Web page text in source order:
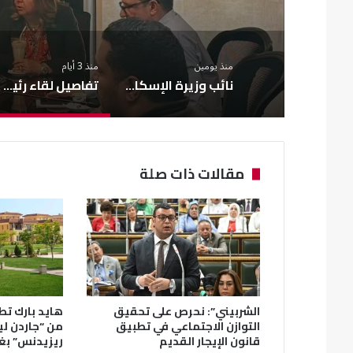
منذ يومين
نائب وزيرة الإسكان يشارك في فعاليات النسخة السابعة من مؤتمر المصريين بالخارج
منذ 3 أيام
تفاصيل لقاء رئيس صندوق الإسكان الاجتماعي بمحافظ جنوب سيناء
مقالات ذات صلة
الشربيني”: نحرص على تحقيق
التوازن الاجتماعي في تطبيق
قانون الإيجار القديم
هايد بارك
من “جاردن
ريزيدنس”